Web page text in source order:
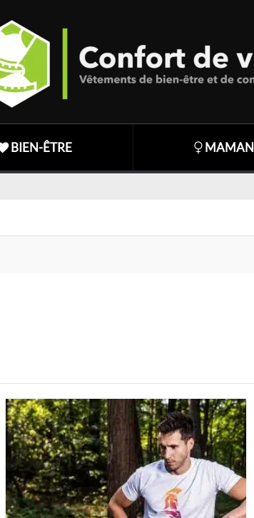
BIEN-ÊTRE MAMAN